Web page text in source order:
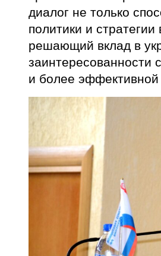
диалог не только
политики и
решающий вклад в
заинтересованности
и более